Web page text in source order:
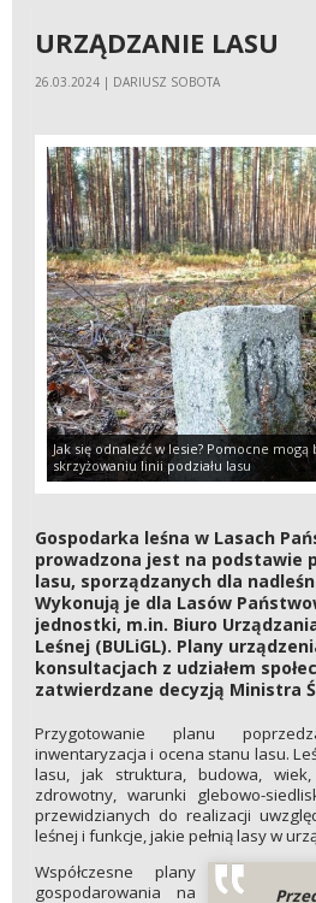
URZĄDZANIE LASU
26.03.2024 | DARIUSZ SOBOTA
Jak się odnaleźć w lesie? Pomocne mogą
skrzyżowaniu linii podziału lasu
Gospodarka leśna w Lasach
prowadzona jest na podstawie
lasu, sporządzanych dla
Wykonują je dla Lasów
jednostki, m.in. Biuro
Leśnej (BULiGL). Plany
konsultacjach z udziałem
zatwierdzane decyzją Ministra
Przygotowanie planu
inwentaryzacja i ocena stanu lasu.
lasu, jak struktura, budowa,
zdrowotny, warunki glebowo-
przewidzianych do realizacji
leśnej i funkcje, jakie pełnią lasy w
Współczesne plany
gospodarowania na